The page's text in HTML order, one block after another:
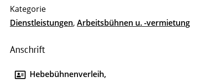
Dienstleistungen, Arbeitsbühnen u. -vermietung
Anschrift
Hebebühnenverleih,